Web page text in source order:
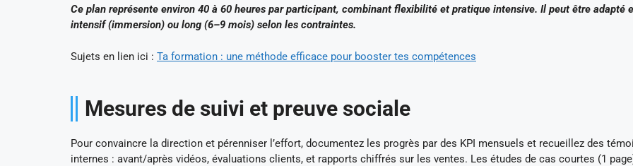
Ce plan représente environ 40 à 60 heures par participant, combinant flexibilité et pratique intensive. Il peut être adapté
intensif (immersion) ou long (6–9 mois) selon les contraintes.
Sujets en lien ici : Ta formation : une méthode efficace pour booster tes compétences
Mesures de suivi et preuve sociale
Pour convaincre la direction et pérenniser l’effort, documentez les progrès par des KPI mensuels et recueillez des
internes : avant/après vidéos, évaluations clients, et rapports chiffrés sur les ventes. Les études de cas courtes (1